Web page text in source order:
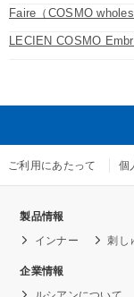
Faire（COSMO
LECIEN COSMO
ご利用にあたって 個
製品情報
インナー
刺し
企業情報